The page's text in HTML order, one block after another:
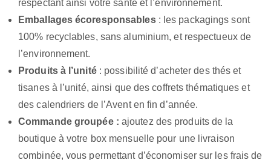
respectant ainsi votre santé et l’environnement.
Emballages écoresponsables: les packagings sont
100% recyclables, sans aluminium, et respectueux de
l’environnement.
Produits à l’unité: possibilité d’acheter des thés et
tisanes à l’unité, ainsi que des coffrets thématiques et
des calendriers de l’Avent en fin d’année.
Commande groupée : ajoutez des produits de la
boutique à votre box mensuelle pour une livraison
combinée, vous permettant d’économiser sur les frais de